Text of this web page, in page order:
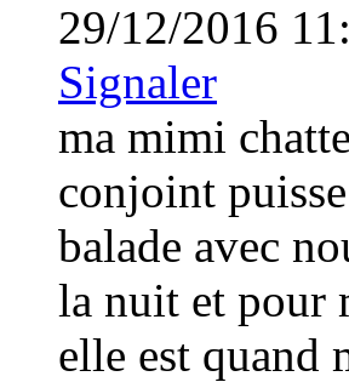
29/12/2016
Signaler
ma mimi
conjoint
balade avec
la nuit et pour
elle est quand